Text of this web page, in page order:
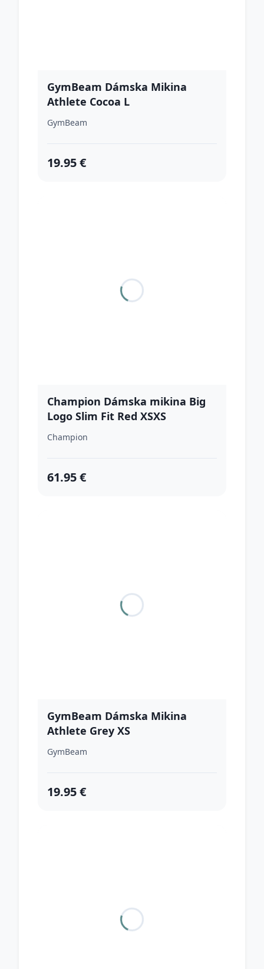
GymBeam Dámska Mikina
Athlete Cocoa L
GymBeam
19.95 €
Champion Dámska mikina Big
Logo Slim Fit Red XSXS
Champion
61.95 €
GymBeam Dámska Mikina
Athlete Grey XS
GymBeam
19.95 €